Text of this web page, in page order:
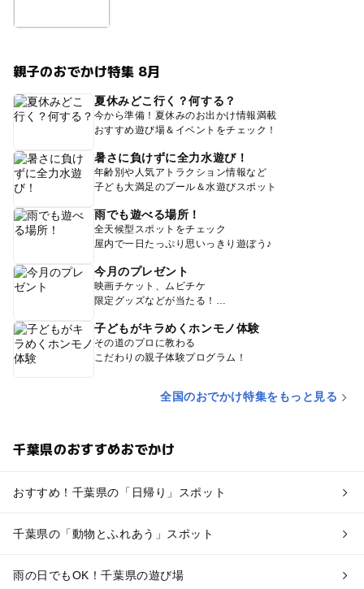
親子のおでかけ特集 8月
夏休みどこ行く？何する？
今から準備！夏休みのお出かけ情報満載
おすすめ遊び場＆イベントをチェック！
暑さに負けずに全力水遊び！
年齢別や人気アトラクション情報など
子ども大満足のプール＆水遊びスポット
雨でも遊べる場所！
全天候型スポットをチェック
屋内で一日たっぷり思いっきり遊ぼう♪
今月のプレゼント
映画チケット、ムビチケ
限定グッズなどが当たる！
子どもがキラめくホンモノ体験
その道のプロに教わる
こだわりの親子体験プログラム！
全国のおでかけ特集をもっと見る
千葉県のおすすめおでかけ
おすすめ！千葉県の「日帰り」スポット
千葉県の「動物とふれあう」スポット
雨の日でもOK！千葉県の遊び場